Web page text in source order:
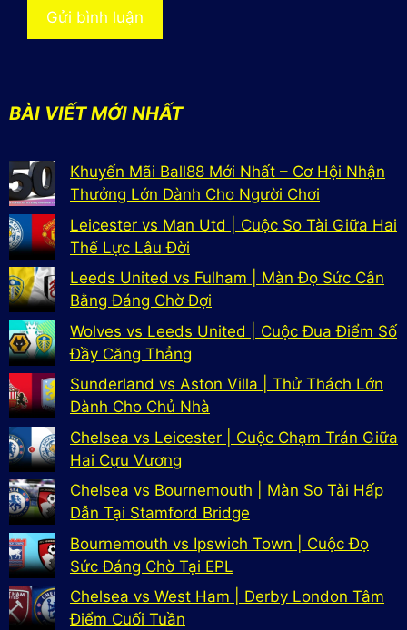
BÀI VIẾT MỚI NHẤT
Khuyến Mãi Ball88 Mới Nhất – Cơ Hội Nhận
Thưởng Lớn Dành Cho Người Chơi
Leicester vs Man Utd | Cuộc So Tài Giữa Hai
Thế Lực Lâu Đời
Leeds United vs Fulham | Màn Đọ Sức Cân
Bằng Đáng Chờ Đợi
Wolves vs Leeds United | Cuộc Đua Điểm Số
Đầy Căng Thẳng
Sunderland vs Aston Villa | Thử Thách Lớn
Dành Cho Chủ Nhà
Chelsea vs Leicester | Cuộc Chạm Trán Giữa
Hai Cựu Vương
Chelsea vs Bournemouth | Màn So Tài Hấp
Dẫn Tại Stamford Bridge
Bournemouth vs Ipswich Town | Cuộc Đọ
Sức Đáng Chờ Tại EPL
Chelsea vs West Ham | Derby London Tâm
Điểm Cuối Tuần